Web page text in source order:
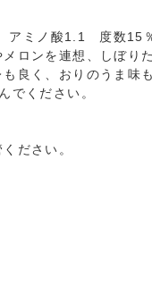
ミノ酸1.1 度数15
ロンを連想、しぼり
良く、おりのうま味
でください。
ださい。